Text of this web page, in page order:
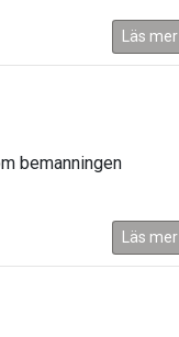
Läs mer
bemanningen
Läs mer